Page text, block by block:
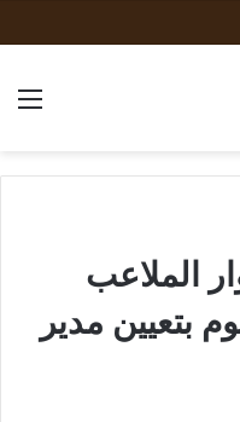
الملاعب
بتعيين مدير